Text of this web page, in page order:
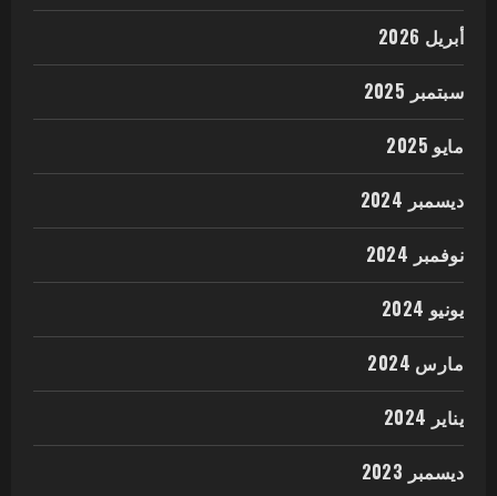
أبريل 2026
سبتمبر 2025
مايو 2025
ديسمبر 2024
نوفمبر 2024
يونيو 2024
مارس 2024
يناير 2024
ديسمبر 2023